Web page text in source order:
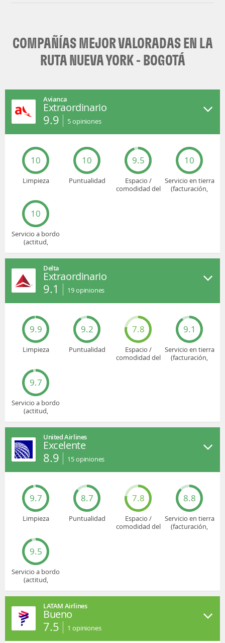
COMPAÑÍAS MEJOR VALORADAS EN LA
RUTA NUEVA YORK - BOGOTÁ
Avianca
Extraordinario
9.9 5opiniones
10
Limpieza
10
Puntualidad
9.5
Espacio /
comodidad del
10
Servicio en tierra
(facturación,
10
Servicio a bordo
(actitud,
Delta
Extraordinario
9.1 19opiniones
9.9
Limpieza
9.2
Puntualidad
7.8
Espacio /
comodidad del
9.1
Servicio en tierra
(facturación,
9.7
Servicio a bordo
(actitud,
United Airlines
Excelente
8.9 15opiniones
9.7
Limpieza
8.7
Puntualidad
7.8
Espacio /
comodidad del
8.8
Servicio en tierra
(facturación,
9.5
Servicio a bordo
(actitud,
LATAM Airlines
Bueno
7.5 1 opiniones